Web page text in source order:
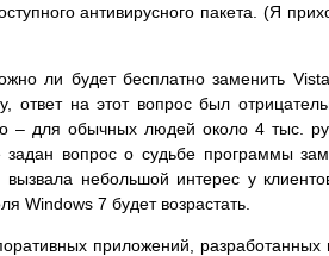
антивирусного пакета. (Я
ли будет бесплатно заменить
ответ на этот вопрос был
– для обычных людей около 4 тыс.
вопрос о судьбе программы
небольшой интерес у
Windows 7 будет возрастать.
приложений,